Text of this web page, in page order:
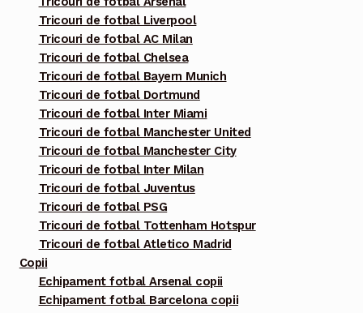
Tricouri de fotbal Liverpool
Tricouri de fotbal AC Milan
Tricouri de fotbal Chelsea
Tricouri de fotbal Bayern Munich
Tricouri de fotbal Dortmund
Tricouri de fotbal Inter Miami
Tricouri de fotbal Manchester United
Tricouri de fotbal Manchester City
Tricouri de fotbal Inter Milan
Tricouri de fotbal Juventus
Tricouri de fotbal PSG
Tricouri de fotbal Tottenham Hotspur
Tricouri de fotbal Atletico Madrid
Copii
Echipament fotbal Arsenal copii
Echipament fotbal Barcelona copii